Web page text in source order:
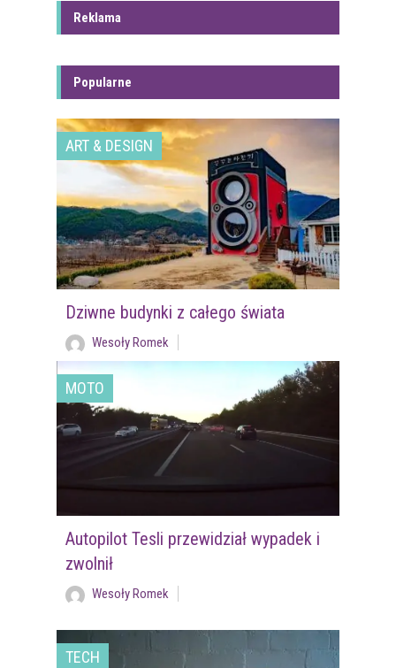
Reklama
Popularne
ART & DESIGN
Dziwne budynki z całego świata
Wesoły Romek
MOTO
Autopilot Tesli przewidział wypadek i
zwolnił
Wesoły Romek
TECH